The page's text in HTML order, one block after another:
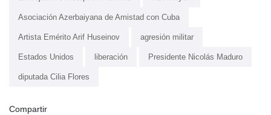
Asociación Azerbaiyana de Amistad con Cuba
Artista Emérito Arif Huseinov agresión militar
Estados Unidos liberación Presidente Nicolás Maduro
diputada Cilia Flores
Compartir